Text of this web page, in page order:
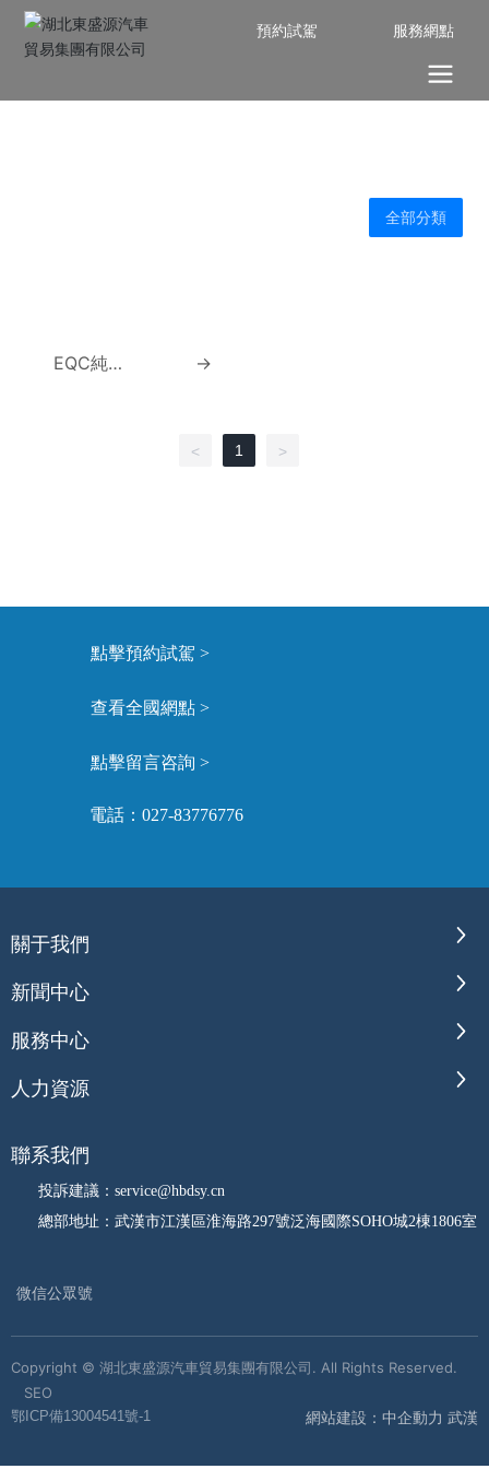
預約試駕 服務網點
全部分類
EQC純電
→
< 1 >
點擊預約試駕 >
查看全國網點 >
點擊留言咨詢 >
電話：027-83776776
關于我們
新聞中心
服務中心
人力資源
聯系我們
投訴建議：service@hbdsy.cn
總部地址：武漢市江漢區淮海路297號泛海國際SOHO城2棟1806室
微信公眾號
Copyright © 湖北東盛源汽車貿易集團有限公司. All Rights Reserved.
SEO
鄂ICP備13004541號-1 網站建設：中企動力 武漢